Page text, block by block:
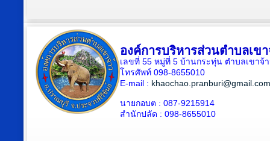
องค์การบริหารส่วนตำบลเข
เลขที่ 55 หมู่ที่ 5 บ้านกระทุ่น ตำบลเขาจ้
โทรศัพท์ 098-8655010
E-mail : khaochao.pranburi@gmail.com
นายกอบต : 087-9215914
สำนักปลัด : 098-8655010